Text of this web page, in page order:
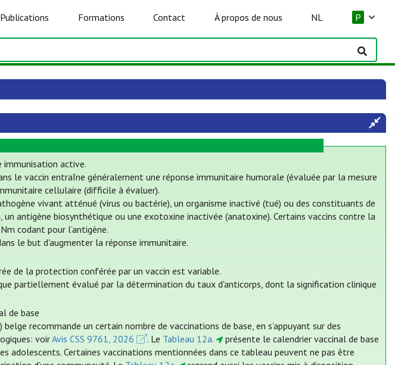
Publications Formations Contact À propos de nous NL P
immunisation active.
le vaccin entraîne généralement une réponse immunitaire humorale (évaluée par la mesure
cellulaire (difficile à évaluer).
vivant atténué (virus ou bactérie), un organisme inactivé (tué) ou des constituants de
un antigène biosynthétique ou une exotoxine inactivée (anatoxine). Certains vaccins contre la
codant pour l’antigène.
le but d'augmenter la réponse immunitaire.
de la protection conférée par un vaccin est variable.
partiellement évalué par la détermination du taux d'anticorps, dont la signification clinique
de base
belge recommande un certain nombre de vaccinations de base, en s’appuyant sur des
voirAvis CSS 9761, 2026 . Le Tableau 12a.
présente le calendrier vaccinal de base
adolescents. Certaines vaccinations mentionnées dans ce tableau peuvent ne pas être